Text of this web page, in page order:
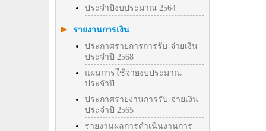
ประจำปีงบประมาณ 2564
รายงานการเงิน
ประกาศรายการการรับ-จ่ายเงิน
ประจำปี 2568
แผนการใช้จ่ายงบประมาณ
ประจำปี
ประกาศรายงานการรับ-จ่ายเงิน
ประจำปี 2565
รายงานผลการดำเนินงานการ